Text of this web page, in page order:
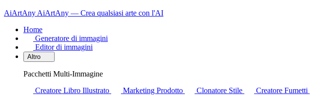
AiArtAny AiArtAny — Crea qualsiasi arte con l'AI
Home
Generatore di immagini
Editor di immagini
Altro
Pacchetti Multi-Immagine
Creatore Libro Illustrato
Marketing Prodotto Clonatore Stile Creatore Fumetti